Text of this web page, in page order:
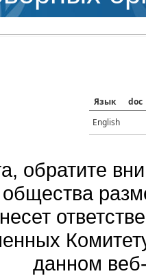
Язык
doc
English
обратите
общества
данном